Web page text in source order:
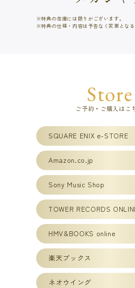
特典の在庫には限りがございます。
特典の仕様・内容は予告なく変更となる
Store
ご予約・ご購入はこ
SQUARE ENIX e-STORE
Amazon.co.jp
Sony Music Shop
TOWER RECORDS
HMV&BOOKS online
楽天ブックス
ネオウイング